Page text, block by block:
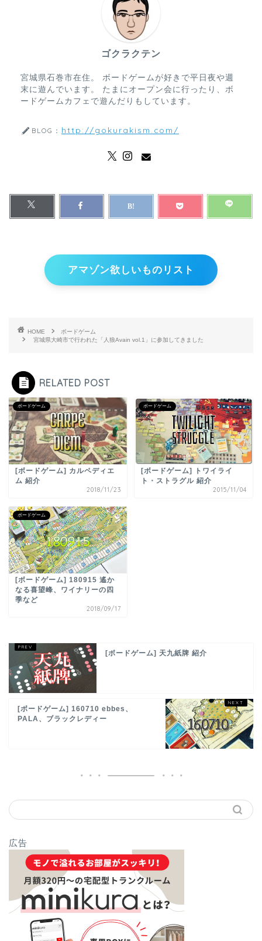
ゴクラクテン
宮城県石巻市在住。 ボードゲームが好きで平日夜や週
末に遊んでいます。 たまにオープン会に行ったり、ボ
ードゲームカフェで遊んだりもしています。
BLOG： http://gokurakism.com/
アマゾン欲しいものリスト
HOME
ボードゲーム
宮城県大崎市で行われた「人狼Avain vol.1」に参加してきました
RELATED POST
ボードゲーム
[ボードゲーム] カルペディエ
ム 紹介
2018/11/23
ボードゲーム
[ボードゲーム] トワイライ
ト・ストラグル 紹介
2015/11/04
ボードゲーム
[ボードゲーム] 180915 遙か
なる喜望峰、ワイナリーの四
季など
2018/09/17
[ボードゲーム] 天九紙牌 紹介
[ボードゲーム] 160710 ebbes、
PALA、ブラックレディー
広告